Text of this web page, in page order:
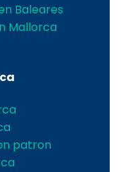
Baleares
Mallorca
patron